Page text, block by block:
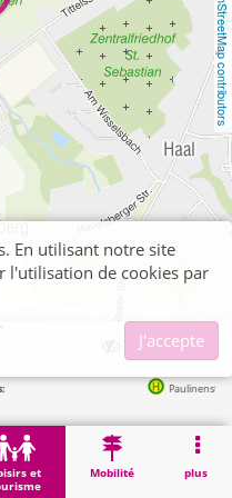
OpenStreetMap contributors
et
Mobilité plus
Paulinenstraße in
Würselen, Stadtgarten
En utilisant notre site
l'utilisation de cookies par
J'accepte